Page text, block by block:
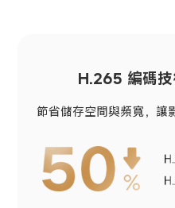
H.265 編碼
節省儲存空間與頻寬，讓